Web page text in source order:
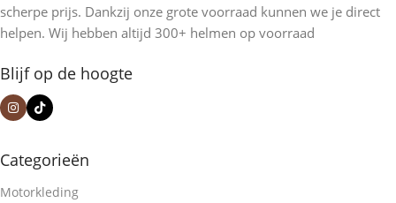
scherpe prijs. Dankzij onze grote voorraad kunnen we je direct
helpen. Wij hebben altijd 300+ helmen op voorraad
Blijf op de hoogte
Categorieën
Motorkleding